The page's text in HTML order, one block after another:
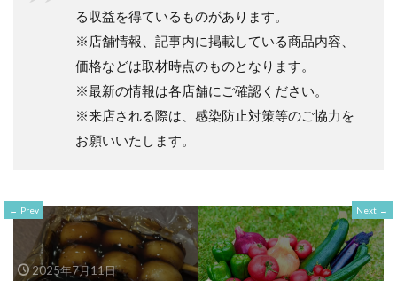
る収益を得ているものがあります。
※店舗情報、記事内に掲載している商品内容、
価格などは取材時点のものとなります。
※最新の情報は各店舗にご確認ください。
※来店される際は、感染防止対策等のご協力を
お願いいたします。
Prev
2025年7月11日
Next